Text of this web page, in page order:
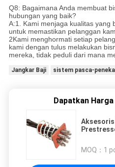
Q8: Bagaimana Anda membuat
hubungan yang baik?
A:1. Kami menjaga kualitas yang
untuk memastikan pelanggan
2Kami menghormati setiap
kami dengan tulus melakukan
mereka, tidak peduli dari mana
Jangkar Baji sistem pasca-
Dapatkan
MOQ： 1